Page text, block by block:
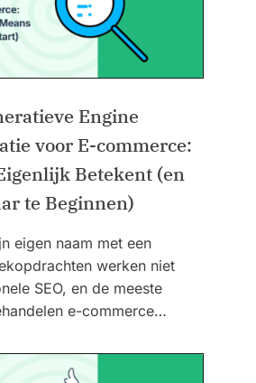
Engine
voor E-commerce:
Betekent (en
te Beginnen)
eigen naam met een
werken niet
SEO, en de meeste
e-commerce…